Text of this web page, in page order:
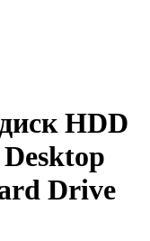
HDD
Drive